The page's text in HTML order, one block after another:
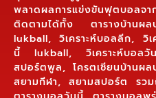
พลาดผลการแข่งขันฟุตบอลจ
ติดตามได้ทั้ง ตารางบ้านผ
lukball, วิเคราะห์บอลลีก, วิ
นี้ lukball, วิเคราะห์บอล
สปอร์ตพูล, โครตเซียนบ้านผ
สยามกีฬา, สยามสปอร์ต รวม